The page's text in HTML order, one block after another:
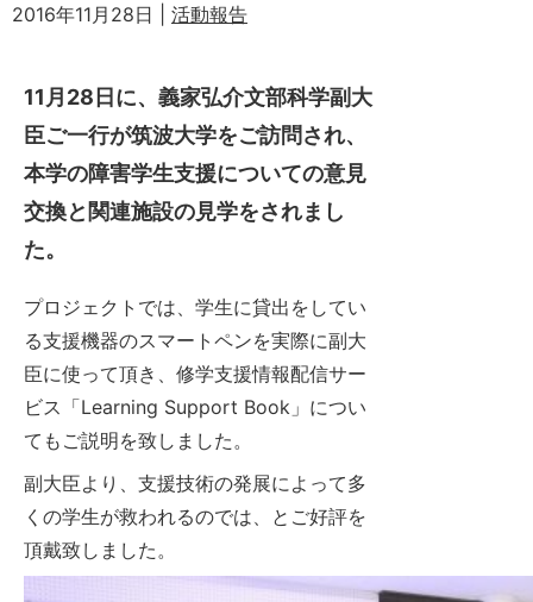
2016年11月28日 | 活動報告
11月28日に、義家弘介文部科学副大
臣ご一行が筑波大学をご訪問され、
本学の障害学生支援についての意見
交換と関連施設の見学をされまし
た。
プロジェクトでは、学生に貸出をしてい
る支援機器のスマートペンを実際に副大
臣に使って頂き、修学支援情報配信サー
ビス「Learning Support Book」につい
てもご説明を致しました。
副大臣より、支援技術の発展によって多
くの学生が救われるのでは、とご好評を
頂戴致しました。